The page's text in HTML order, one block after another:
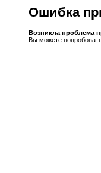
Ошибка
Возникла проблема
Вы можете